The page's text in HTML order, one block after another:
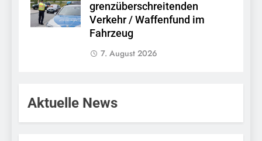
grenzüberschreitenden
Verkehr / Waffenfund im
Fahrzeug
7. August 2026
Aktuelle News